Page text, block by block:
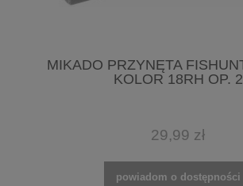
MIKADO PRZYNĘTA
KOLOR 18RH OP. 2
29,99 zł
powiadom o dostępności